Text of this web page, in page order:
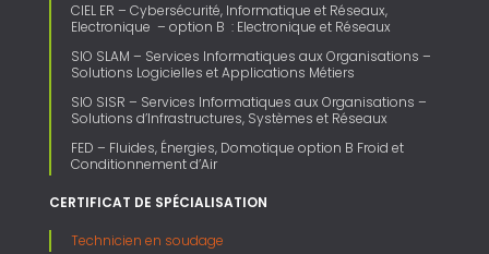
CIEL ER – Cybersécurité, Informatique et Réseaux,
Electronique – option B : Electronique et Réseaux
SIO SLAM – Services Informatiques aux Organisations –
Solutions Logicielles et Applications Métiers
SIO SISR – Services Informatiques aux Organisations –
Solutions d’Infrastructures, Systèmes et Réseaux
FED – Fluides, Énergies, Domotique option B Froid et
Conditionnement d’Air
CERTIFICAT DE SPÉCIALISATION
Technicien en soudage